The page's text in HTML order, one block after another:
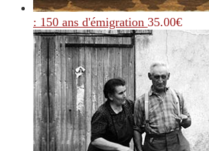
: 150 ans d'émigration 35.00€